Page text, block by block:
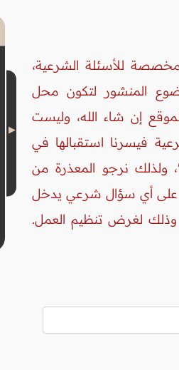
مخصصة للأسئلة الشرعية،
المنشور لتكون محل
إن شاء الله، وليست
فيسرنا استقبالها في
نرجو المعذرة من
على أي سؤال شرعي يدخل
وذلك لغرض تنظيم العمل.